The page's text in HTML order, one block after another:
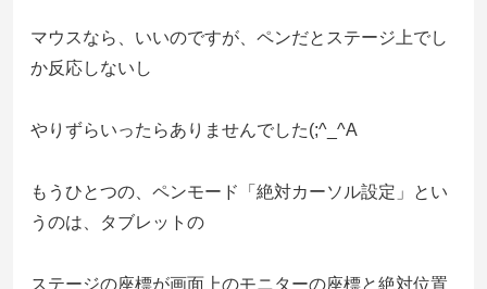
マウスなら、いいのですが、ペンだとステージ上でし
か反応しないし
やりずらいったらありませんでした(;^_^A
もうひとつの、ペンモード「絶対カーソル設定」とい
うのは、タブレットの
ステージの座標が画面上のモニターの座標と絶対位置